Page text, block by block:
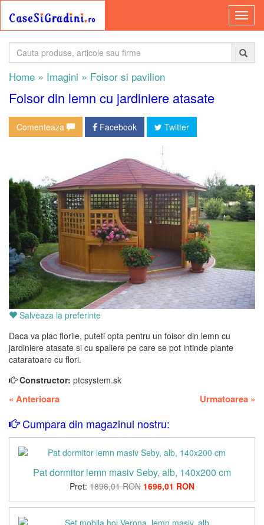
Home » Imagini » Foisor si pavilion
Foisor din lemn cu jardiniere atasate
Comenteaza Facebook Twitter
Salveaza la preferinte
Daca va plac florile, puteti opta pentru un foisor din lemn cu
jardiniere atasate si cu spaliere pe care se pot intinde plante
cataratoare cu flori.
Constructor: ptcsystem.sk
« Anterioara Urmatoarea »
Cumpara din magazinul nostru:
Pat dormitor lemn masiv Seby, alb, 140x200 cm
Pret: 1896,01 RON 1696,01 RON